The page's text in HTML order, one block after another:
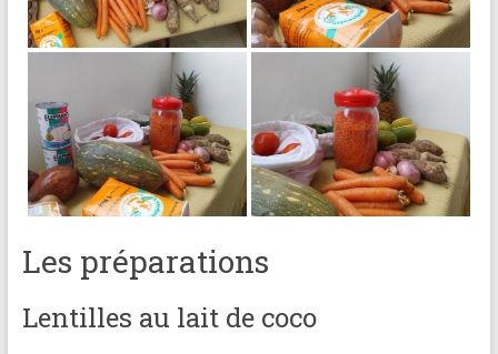
Les préparations
Lentilles au lait de coco